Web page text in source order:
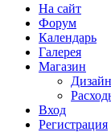
На сайт
Форум
Календарь
Галерея
Магазин
Вход
Регистрация